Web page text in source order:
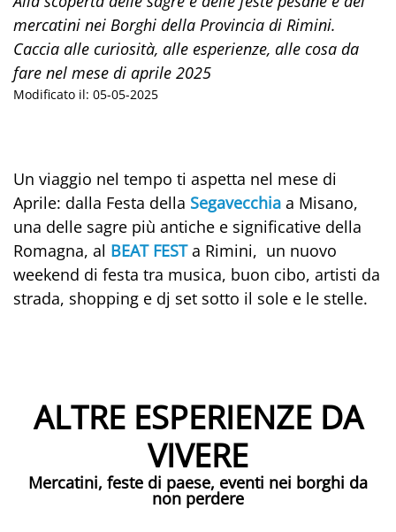
mercatini nei Borghi della Provincia di Rimini.
Caccia alle curiosità, alle esperienze, alle cosa da
fare nel mese di aprile 2025
Modificato il: 05-05-2025
Un viaggio nel tempo ti aspetta nel mese di
Aprile: dalla Festa della Segavecchia a Misano,
una delle sagre più antiche e significative della
Romagna, al BEAT FESTa Rimini, un nuovo
weekend di festa tra musica, buon cibo, artisti da
strada, shopping e dj set sotto il sole e le stelle.
ALTRE ESPERIENZE DA
VIVERE
Mercatini, feste di paese, eventi nei borghi da
non perdere